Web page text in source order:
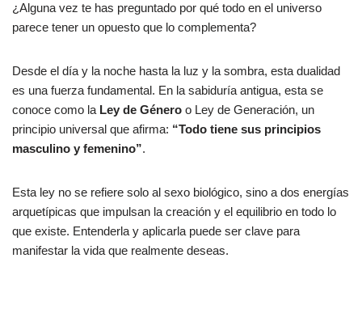
¿Alguna vez te has preguntado por qué todo en el universo
parece tener un opuesto que lo complementa?
Desde el día y la noche hasta la luz y la sombra, esta dualidad
es una fuerza fundamental. En la sabiduría antigua, esta se
conoce como la Ley de Género o Ley de Generación, un
principio universal que afirma: “Todo tiene sus principios
masculino y femenino”.
Esta ley no se refiere solo al sexo biológico, sino a dos energías
arquetípicas que impulsan la creación y el equilibrio en todo lo
que existe. Entenderla y aplicarla puede ser clave para
manifestar la vida que realmente deseas.